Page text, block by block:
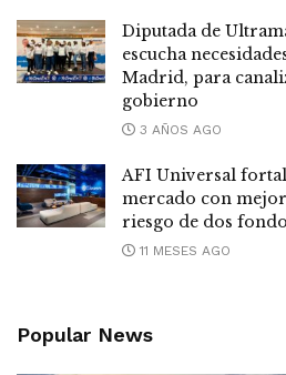
Diputada de
escucha
Madrid, para
gobierno
3 AÑOS AGO
AFI Universal
mercado con
riesgo de dos
11 MESES AGO
Popular News